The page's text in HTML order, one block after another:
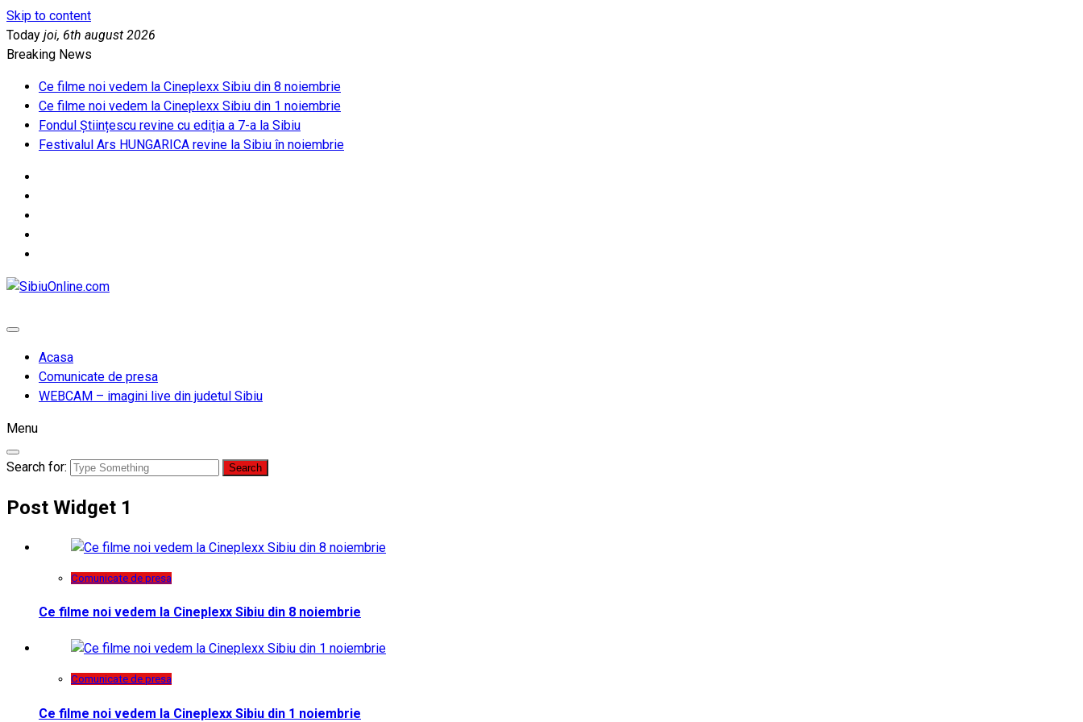
Skip to content
Today joi, 6th august 2026
Breaking News
Ce filme noi vedem la Cineplexx Sibiu din 8 noiembrie
Ce filme noi vedem la Cineplexx Sibiu din 1 noiembrie
Fondul Științescu revine cu ediția a 7-a la Sibiu
Festivalul Ars HUNGARICA revine la Sibiu în noiembrie
Acasa
Comunicate de presa
WEBCAM – imagini live din judetul Sibiu
Menu
Search for:
Post Widget 1
Comunicate de presa
Ce filme noi vedem la Cineplexx Sibiu din 8 noiembrie
Comunicate de presa
Ce filme noi vedem la Cineplexx Sibiu din 1 noiembrie